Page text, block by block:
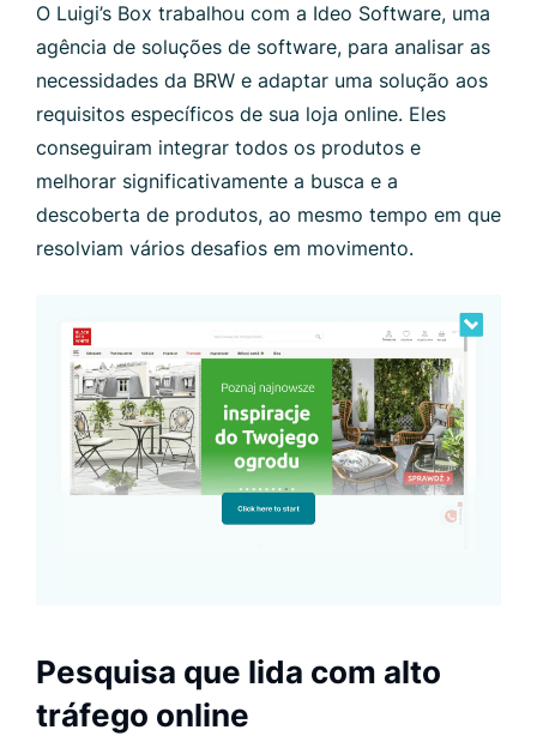
O Luigi’s Box trabalhou com a Ideo Software, uma
agência de soluções de software, para analisar as
necessidades da BRW e adaptar uma solução aos
requisitos específicos de sua loja online. Eles
conseguiram integrar todos os produtos e
melhorar significativamente a busca e a
descoberta de produtos, ao mesmo tempo em que
resolviam vários desafios em movimento.
Pesquisa que lida com alto
tráfego online